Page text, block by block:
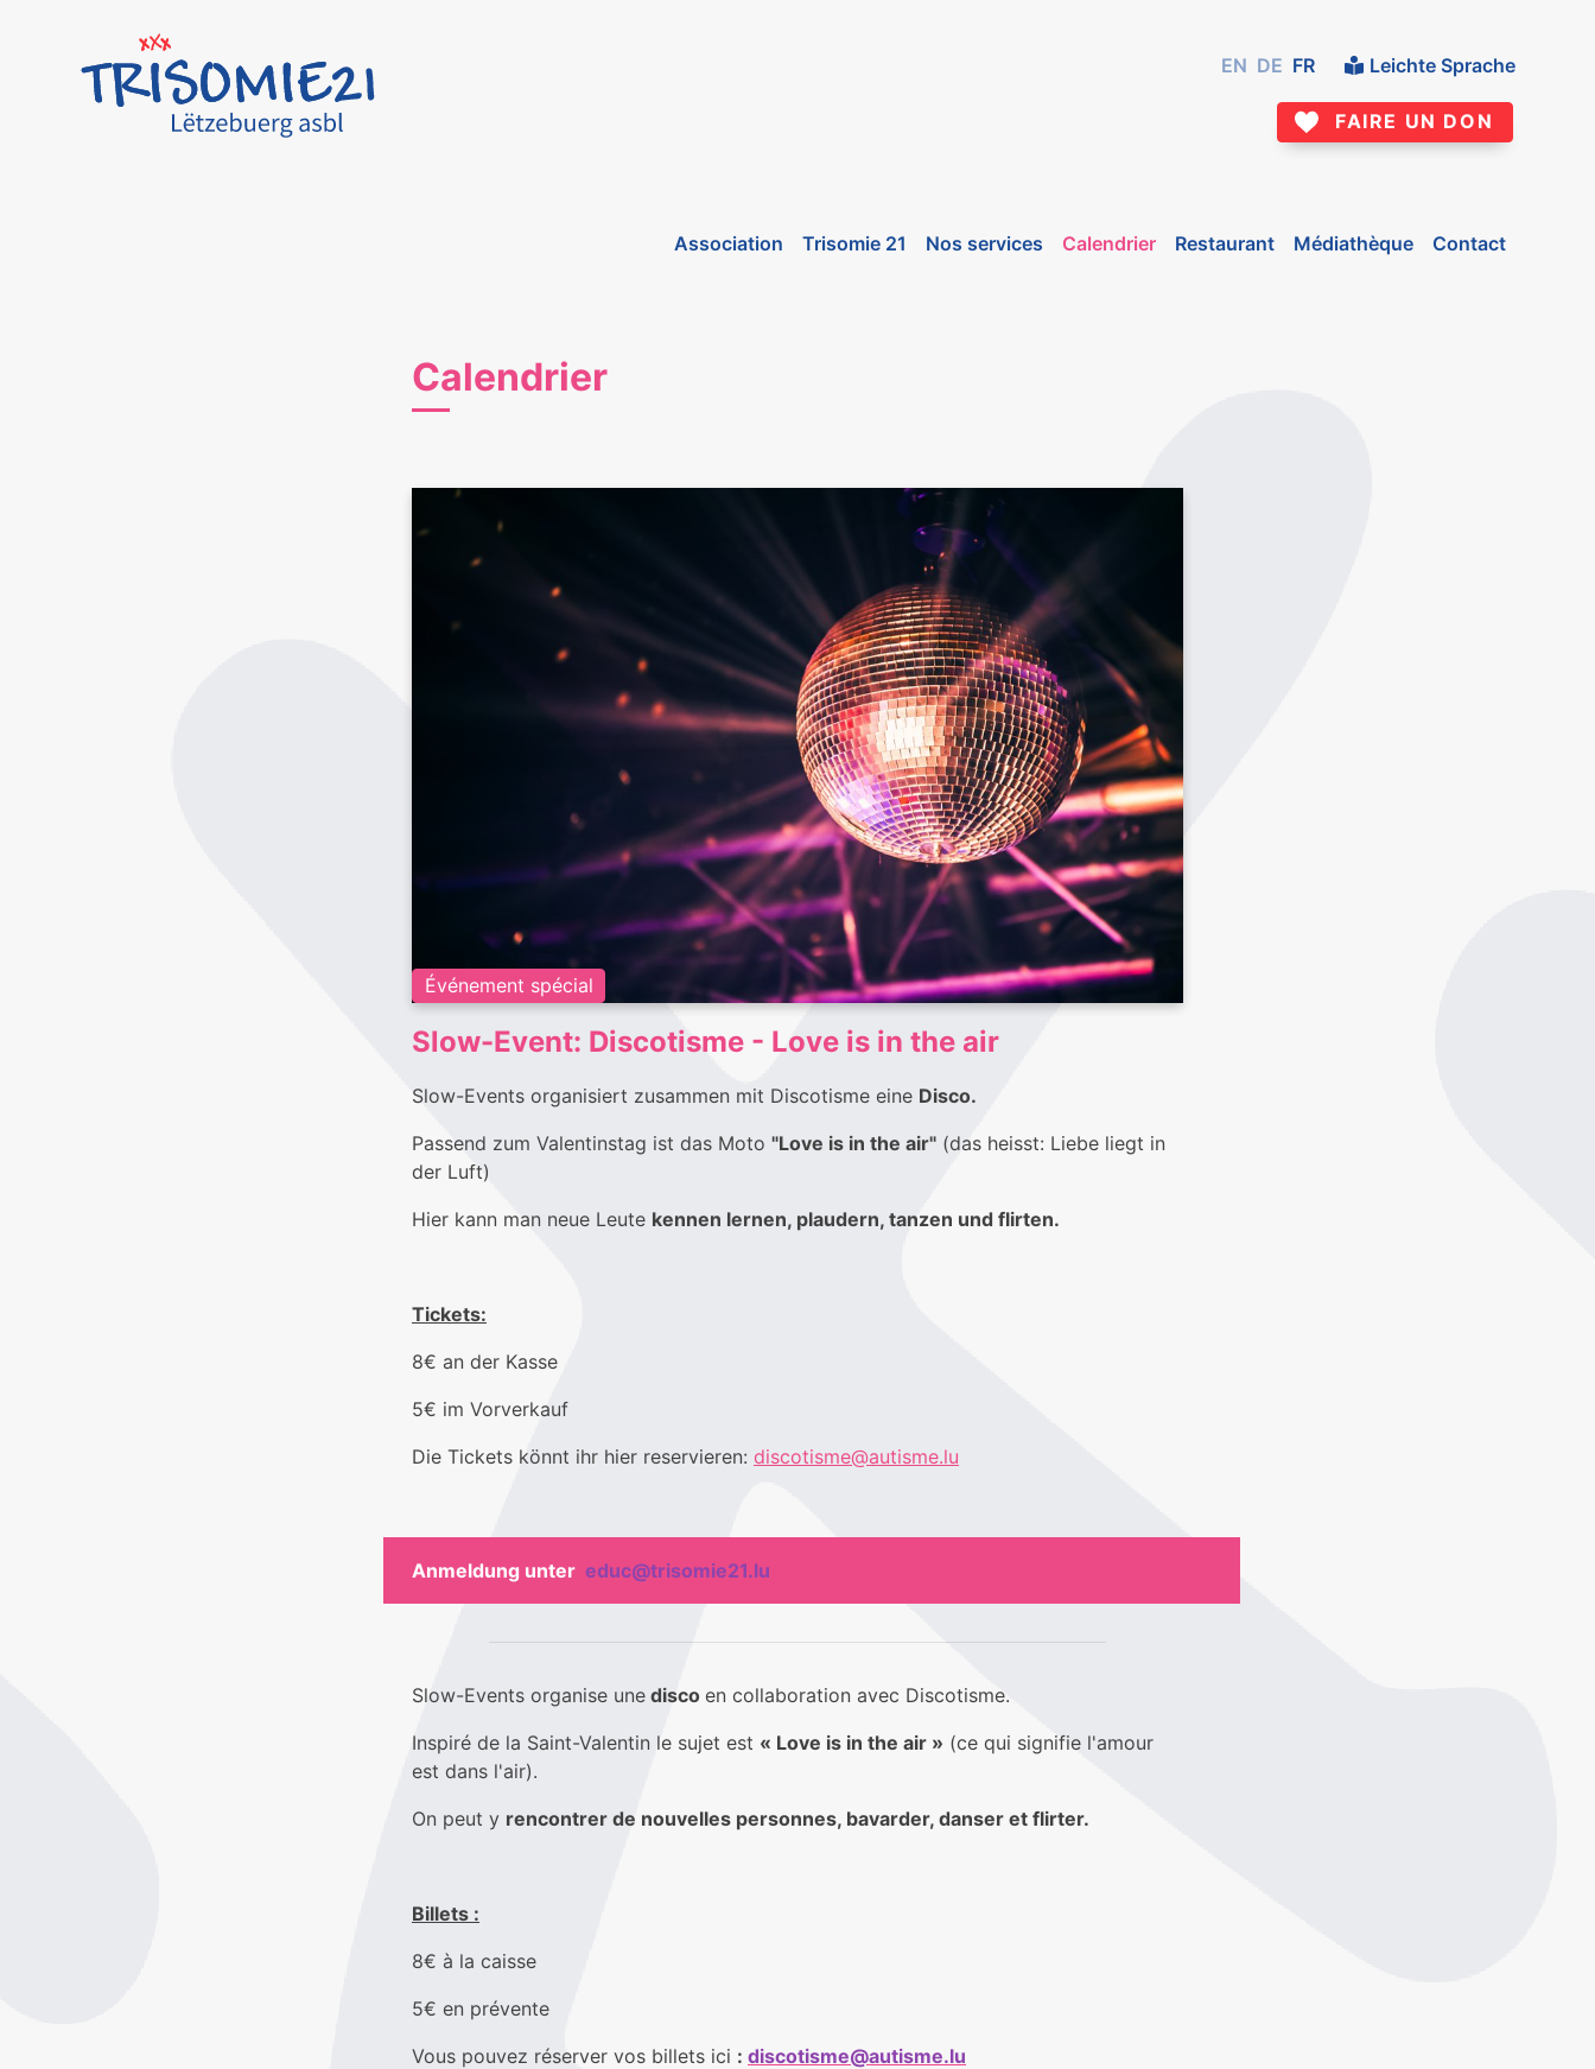
EN DE FR Leichte Sprache
FAIRE UN DON
Association Trisomie 21 Nos services Calendrier Restaurant Médiathèque Contact
Calendrier
Événement spécial
Slow-Event: Discotisme - Love is in the air
Slow-Events organisiert zusammen mit Discotisme eine Disco.
Passend zum Valentinstag ist das Moto "Love is in the air" (das heisst: Liebe liegt in
der Luft)
Hier kann man neue Leute kennen lernen, plaudern, tanzen und flirten.
Tickets:
8€ an der Kasse
5€ im Vorverkauf
Die Tickets könnt ihr hier reservieren: discotisme@autisme.lu
Anmeldung unter educ@trisomie21.lu
Slow-Events organise une disco en collaboration avec Discotisme.
Inspiré de la Saint-Valentin le sujet est « Love is in the air » (ce qui signifie l'amour
est dans l'air).
On peut y rencontrer de nouvelles personnes, bavarder, danser et flirter.
Billets :
8€ à la caisse
5€ en prévente
Vous pouvez réserver vos billets ici : discotisme@autisme.lu